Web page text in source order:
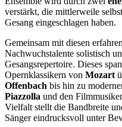
verstärkt, die mittlerweile
Gesang eingeschlagen haben.
Gemeinsam mit diesen
Nachwuchstalente solistisch
Gesangsrepertoire. Dieses
Opernklassikern von Mozart
Offenbach bis hin zu
Piazzolla und den
Vielfalt stellt die Bandbreite
Sänger eindrucksvoll unter